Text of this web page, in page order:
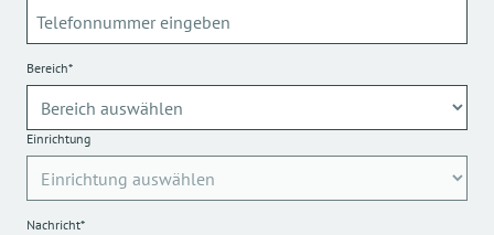
Bereich*
Einrichtung
Nachricht*